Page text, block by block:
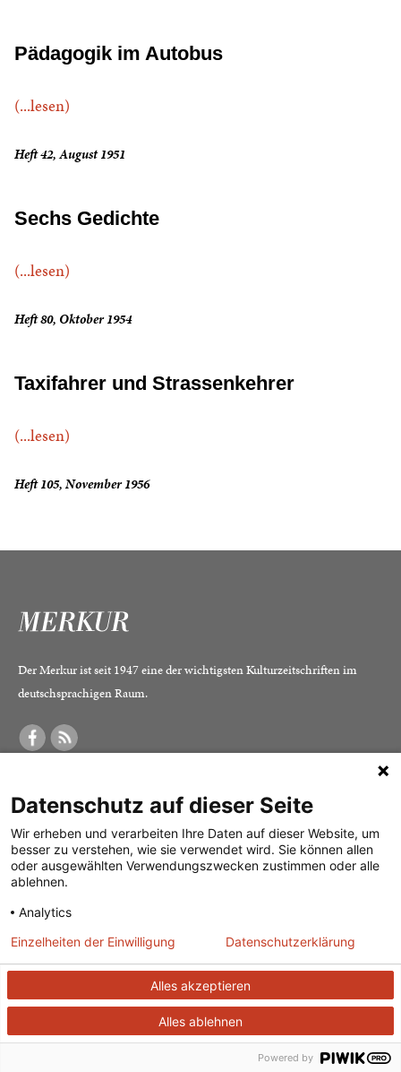
Pädagogik im Autobus
(...lesen)
Heft 42, August 1951
Sechs Gedichte
(...lesen)
Heft 80, Oktober 1954
Taxifahrer und Strassenkehrer
(...lesen)
Heft 105, November 1956
Der Merkur ist seit 1947 eine der wichtigsten Kulturzeitschriften im
deutschsprachigen Raum.
Was ist der Merkur?
Herausgeber /
Redaktion
Verlag
Alle Abos im Überblick
Print-Abo
Digital-Abo
Abo kündigen
Vertrag widerrufen
Impressum
Datenschutz
Mediadaten
© 2026J. G. Cotta’sche Buchhandlung Nachfolger GmbH| Technische
ganztags GmbH
Datenschutz auf dieser Seite
Wir erheben und verarbeiten Ihre Daten auf dieser Website, um
besser zu verstehen, wie sie verwendet wird. Sie können allen
oder ausgewählten Verwendungszwecken zustimmen oder alle
ablehnen.
Analytics
Alles akzeptieren
Alles ablehnen
Einzelheiten der Einwilligung Datenschutzerklärung
Powered by